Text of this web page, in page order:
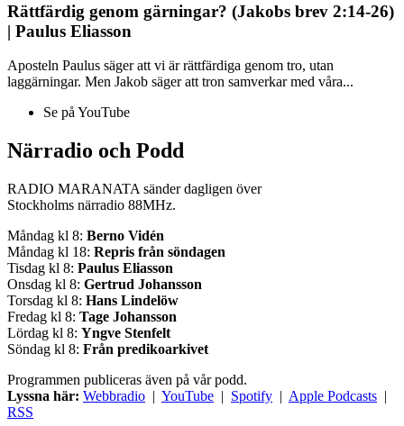
Rättfärdig genom gärningar? (Jakobs brev 2:14-26)
| Paulus Eliasson
Aposteln Paulus säger att vi är rättfärdiga genom tro, utan
laggärningar. Men Jakob säger att tron samverkar med våra...
Se på YouTube
Närradio och Podd
RADIO MARANATA sänder dagligen över
Stockholms närradio 88MHz.
Måndag kl 8: Berno Vidén
Måndag kl 18: Repris från söndagen
Tisdag kl 8: Paulus Eliasson
Onsdag kl 8: Gertrud Johansson
Torsdag kl 8: Hans Lindelöw
Fredag kl 8: Tage Johansson
Lördag kl 8: Yngve Stenfelt
Söndag kl 8: Från predikoarkivet
Programmen publiceras även på vår podd.
Lyssna här: Webbradio | YouTube | Spotify | Apple Podcasts |
RSS